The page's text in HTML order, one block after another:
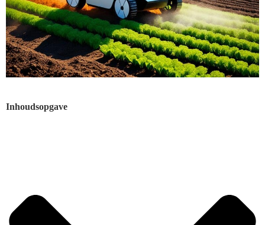
Inhoudsopgave